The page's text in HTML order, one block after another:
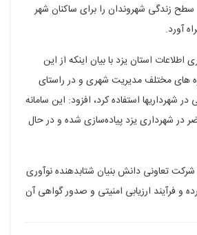
زندگی شهروندان را برای ساکنان شهر
آورد.
اطلاعات استان یزد با بیان اینکه از این
های مختلف مدیریت شهری و در راستای
شهرداریها استفاده کرد، افزود: این سامانه
در شهرداری یزد پیاده‌سازی شده و در حال
تعاونی دانش بنیان شتابدهنده نوآوری
و فرآیند ارزیابی امنیتی و صدور گواهی آن